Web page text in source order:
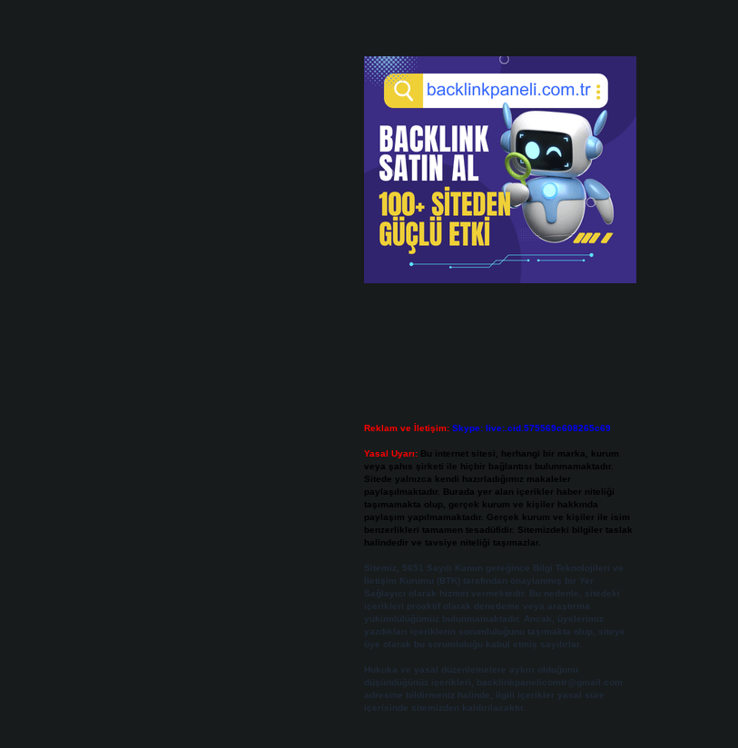
Reklam ve İletişim: Skype: live:.cid.575569c608265c69
Yasal Uyarı: Bu internet sitesi, herhangi bir marka, kurum
veya şahıs şirketi ile hiçbir bağlantısı bulunmamaktadır.
Sitede yalnızca kendi hazırladığımız makaleler
paylaşılmaktadır. Burada yer alan içerikler haber niteliği
taşımamakta olup, gerçek kurum ve kişiler hakkında
paylaşım yapılmamaktadır. Gerçek kurum ve kişiler ile isim
benzerlikleri tamamen tesadüfidir. Sitemizdeki bilgiler taslak
halindedir ve tavsiye niteliği taşımazlar.
Sitemiz, 5651 Sayılı Kanun gereğince Bilgi Teknolojileri ve
İletişim Kurumu (BTK) tarafından onaylanmış bir Yer
Sağlayıcı olarak hizmet vermektedir. Bu nedenle, sitedeki
içerikleri proaktif olarak denetleme veya araştırma
yükümlülüğümüz bulunmamaktadır. Ancak, üyelerimiz
yazdıkları içeriklerin sorumluluğunu taşımakta olup, siteye
üye olarak bu sorumluluğu kabul etmiş sayılırlar.
Hukuka ve yasal düzenlemelere aykırı olduğunu
düşündüğünüz içerikleri,
backlinkpanelicomtr@gmail.com
adresine bildirmeniz halinde, ilgili içerikler yasal süre
içerisinde sitemizden kaldırılacaktır.